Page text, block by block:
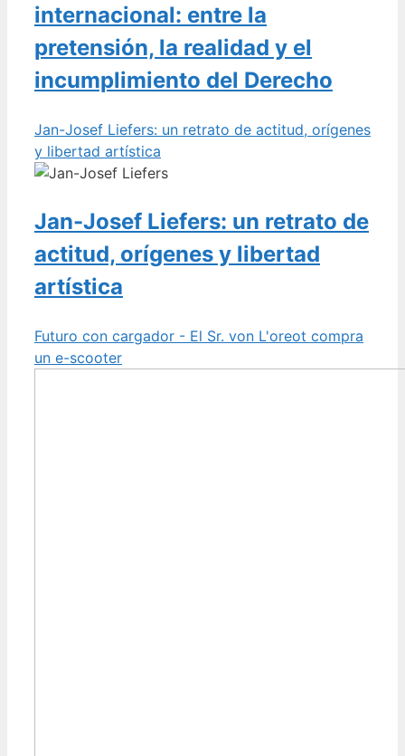
internacional: entre la
pretensión, la realidad y el
incumplimiento del Derecho
Jan-Josef Liefers: un retrato de actitud, orígenes
y libertad artística
Jan-Josef Liefers: un retrato de
actitud, orígenes y libertad
artística
Futuro con cargador - El Sr. von L'oreot compra
un e-scooter